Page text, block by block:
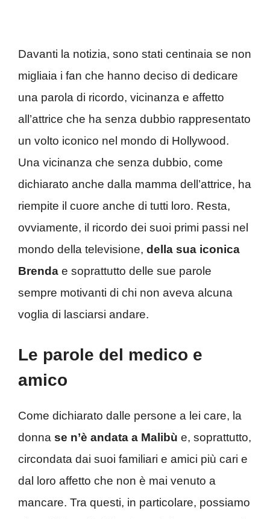
Davanti la notizia, sono stati centinaia se non
migliaia i fan che hanno deciso di dedicare
una parola di ricordo, vicinanza e affetto
all’attrice che ha senza dubbio rappresentato
un volto iconico nel mondo di Hollywood.
Una vicinanza che senza dubbio, come
dichiarato anche dalla mamma dell’attrice, ha
riempite il cuore anche di tutti loro. Resta,
ovviamente, il ricordo dei suoi primi passi nel
mondo della televisione, della sua iconica
Brenda e soprattutto delle sue parole
sempre motivanti di chi non aveva alcuna
voglia di lasciarsi andare.
Le parole del medico e
amico
Come dichiarato dalle persone a lei care, la
donna se n’è andata a Malibù e, soprattutto,
circondata dai suoi familiari e amici più cari e
dal loro affetto che non è mai venuto a
mancare. Tra questi, in particolare, possiamo